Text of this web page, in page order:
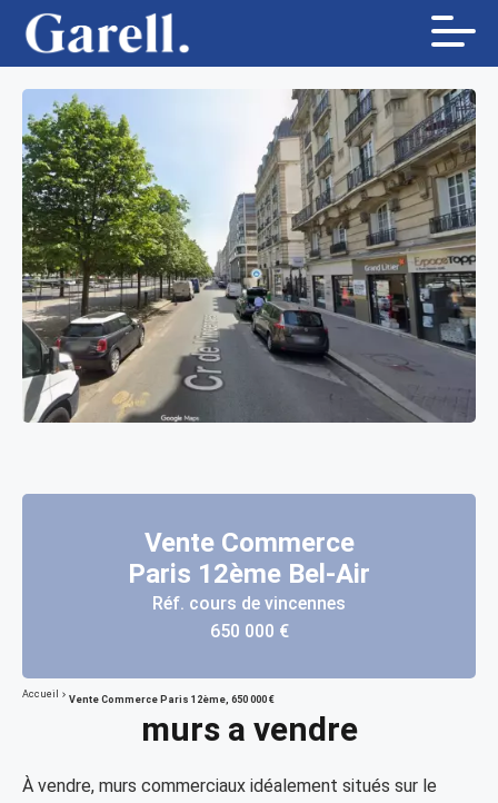
Vente Commerce
Paris 12ème Bel-Air
Réf. cours de vincennes
650 000 €
Accueil
Vente Commerce Paris 12ème, 650 000 €
murs a vendre
À vendre, murs commerciaux idéalement situés sur le